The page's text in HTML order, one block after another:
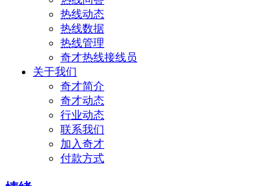
热线动态
热线数据
热线管理
奇才热线接线员
关于我们
奇才简介
奇才动态
行业动态
联系我们
加入奇才
付款方式